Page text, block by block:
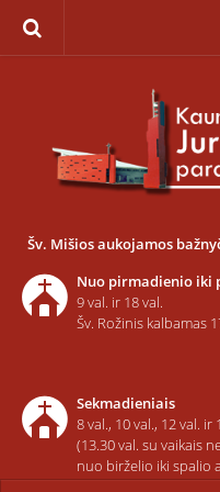
Įkūrimas
Paveikslas „Švč.
Statistika
Raštinė
Kontaktai ir rekvizitai
Dvasininkai
Šv. Mišios aukojamos
Nuo pirmadienio iki
9 val. ir 18 val.
Šv. Rožinis kalbamas
Sekmadieniais
8 val., 10 val., 12 val. ir
(13.30 val. su vaikais
nuo birželio iki spalio